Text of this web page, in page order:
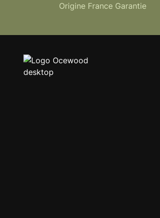
Origine France Garantie